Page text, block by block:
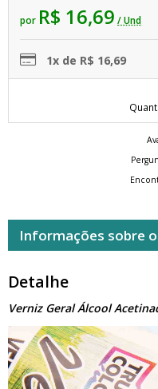
por R$ 16,69 / Und
1x de R$ 16,69
Informações sobre
Detalhe
Verniz Geral Álcool